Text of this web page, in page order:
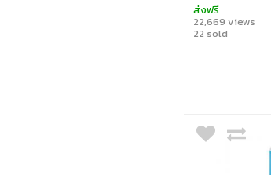
ส่งฟรี
22,669 views
22 sold